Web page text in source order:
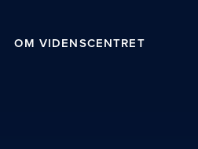
OM VIDENSCENTRET